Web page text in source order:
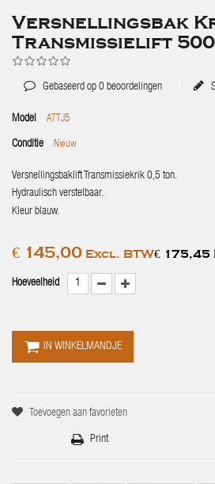
Versnellingsbak
Transmissielift 500
Gebaseerd op 0 beoordelingen
Model ATTJ5
Conditie Nieuw
Versnellingsbaklift Transmissiekrik 0,5 ton.
Hydraulisch verstelbaar.
Kleur blauw.
€ 145,00 Excl. BTW€ 175,45
Hoeveelheid
IN WINKELMANDJE
Toevoegen aan favorieten
Print